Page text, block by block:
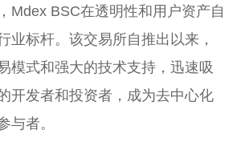
Mdex BSC在透明性和用户资产自
业标杆。该交易所自推出以来，
模式和强大的技术支持，迅速吸
开发者和投资者，成为去中心化
与者。